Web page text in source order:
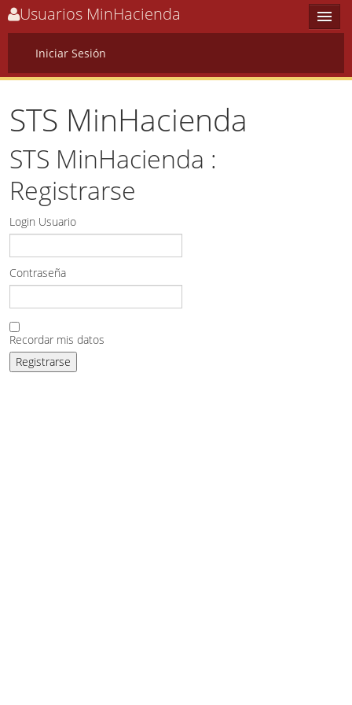
Usuarios MinHacienda
Iniciar Sesión
Home
Sign In
STS MinHacienda
STS MinHacienda :
Registrarse
Login Usuario
Contraseña
Recordar mis datos
Registrarse